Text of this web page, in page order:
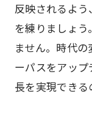
反映されるよ
を練りましょ
ません。時代
ーパスをアッ
長を実現できる